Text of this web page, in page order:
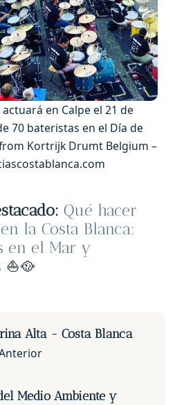
en Calpe el 21 de
70 bateristas en el Día de
Kortrijk Drumt Belgium –
Qué hacer
la Costa Blanca:
en el Mar y
⛵️🥘
Alta - Costa Blanca
Medio Ambiente y